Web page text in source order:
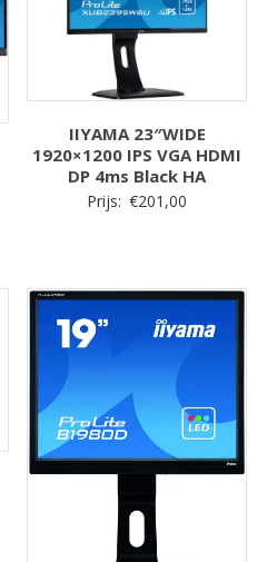
IIYAMA 23″WIDE
1920×1200 IPS VGA HDMI
DP 4ms Black HA
Prijs: €201,00